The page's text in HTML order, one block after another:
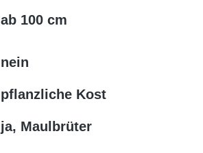
ab 100 cm
nein
pflanzliche Kost
ja, Maulbrüter